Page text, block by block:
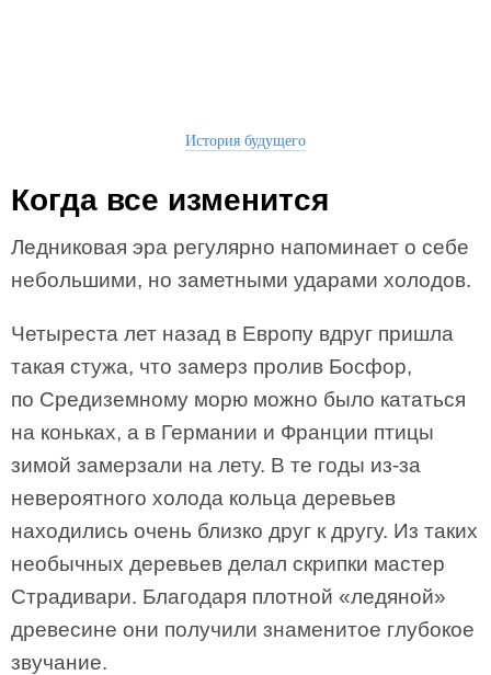
История будущего
Когда все изменится
Ледниковая эра регулярно напоминает о себе
небольшими, но заметными ударами холодов.
Четыреста лет назад в Европу вдруг пришла
такая стужа, что замерз пролив Босфор,
по Средиземному морю можно было кататься
на коньках, а в Германии и Франции птицы
зимой замерзали на лету. В те годы из-за
невероятного холода кольца деревьев
находились очень близко друг к другу. Из таких
необычных деревьев делал скрипки мастер
Страдивари. Благодаря плотной «ледяной»
древесине они получили знаменитое глубокое
звучание.